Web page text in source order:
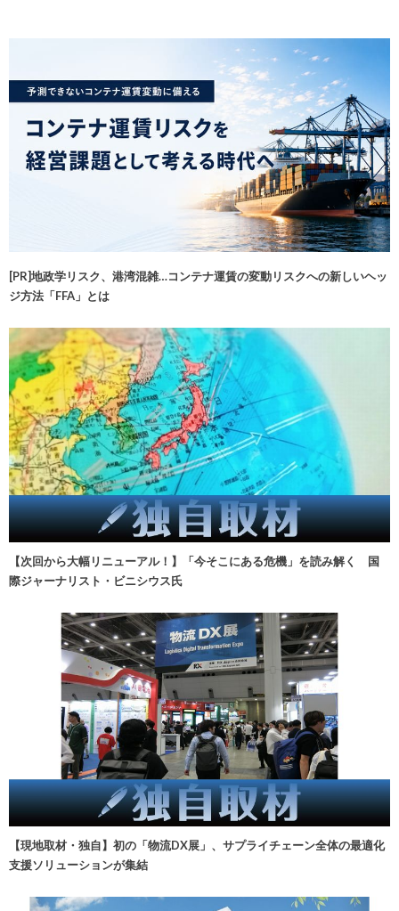
[PR]地政学リスク、港湾混雑…コンテナ運賃の変動リスクへの新しいヘッ
ジ方法「FFA」とは
【次回から大幅リニューアル！】「今そこにある危機」を読み解く 国
際ジャーナリスト・ビニシウス氏
【現地取材・独自】初の「物流DX展」、サプライチェーン全体の最適化
支援ソリューションが集結